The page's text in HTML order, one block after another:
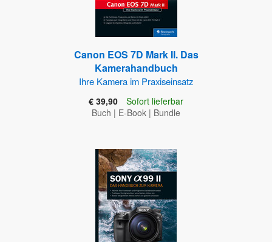
Canon EOS 7D Mark II. Das
Kamerahandbuch
Ihre Kamera im Praxiseinsatz
€ 39,90
Sofort lieferbar
Buch | E-Book | Bundle